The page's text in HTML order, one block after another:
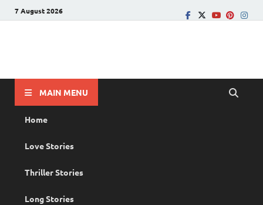
7 August 2026
MAIN MENU
Home
Love Stories
Thriller Stories
Long Stories